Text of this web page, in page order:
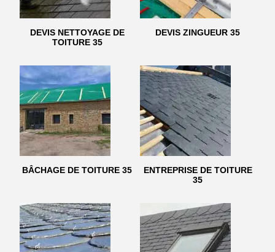
DEVIS NETTOYAGE DE
TOITURE 35
DEVIS ZINGUEUR 35
BÂCHAGE DE TOITURE 35
ENTREPRISE DE TOITURE
35